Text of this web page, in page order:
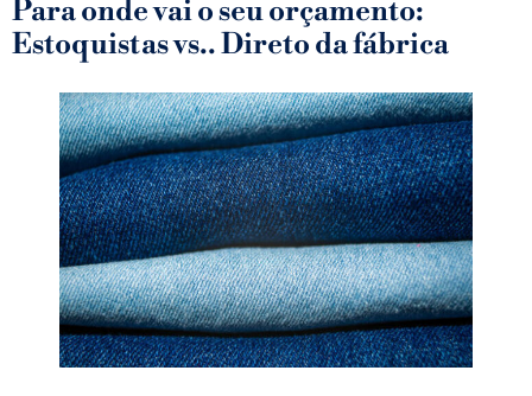
Para onde vai o seu orçamento:
Estoquistas vs.. Direto da fábrica